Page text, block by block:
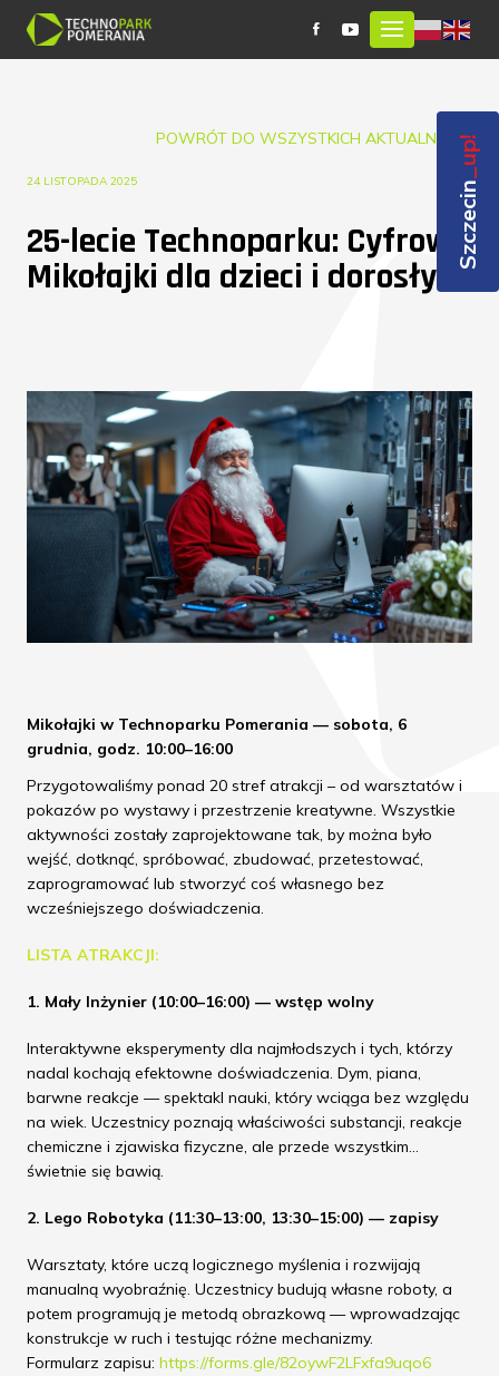
Szczecin
_up!
POWRÓT DO WSZYSTKICH AKTUALNOŚCI
24 LISTOPADA 2025
25-lecie Technoparku: Cyfrowe
Mikołajki dla dzieci i dorosłych
Mikołajki w Technoparku Pomerania — sobota, 6
grudnia, godz. 10:00–16:00
Przygotowaliśmy ponad 20 stref atrakcji – od warsztatów i
pokazów po wystawy i przestrzenie kreatywne. Wszystkie
aktywności zostały zaprojektowane tak, by można było
wejść, dotknąć, spróbować, zbudować, przetestować,
zaprogramować lub stworzyć coś własnego bez
wcześniejszego doświadczenia.
LISTA ATRAKCJI:
1. Mały Inżynier (10:00–16:00) — wstęp wolny
Interaktywne eksperymenty dla najmłodszych i tych, którzy
nadal kochają efektowne doświadczenia. Dym, piana,
barwne reakcje — spektakl nauki, który wciąga bez względu
na wiek. Uczestnicy poznają właściwości substancji, reakcje
chemiczne i zjawiska fizyczne, ale przede wszystkim…
świetnie się bawią.
2. Lego Robotyka (11:30–13:00, 13:30–15:00) — zapisy
Warsztaty, które uczą logicznego myślenia i rozwijają
manualną wyobraźnię. Uczestnicy budują własne roboty, a
potem programują je metodą obrazkową — wprowadzając
konstrukcje w ruch i testując różne mechanizmy.
Formularz zapisu: https://forms.gle/82oywF2LFxfa9uqo6